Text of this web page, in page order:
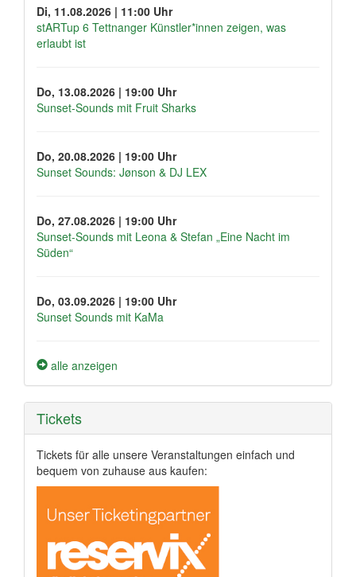
Di, 11.08.2026 | 11:00 Uhr
stARTup 6 Tettnanger Künstler*innen zeigen, was
erlaubt ist
Do, 13.08.2026 | 19:00 Uhr
Sunset-Sounds mit Fruit Sharks
Do, 20.08.2026 | 19:00 Uhr
Sunset Sounds: Jønson & DJ LEX
Do, 27.08.2026 | 19:00 Uhr
Sunset-Sounds mit Leona & Stefan „Eine Nacht im
Süden“
Do, 03.09.2026 | 19:00 Uhr
Sunset Sounds mit KaMa
alle anzeigen
Tickets
Tickets für alle unsere Veranstaltungen einfach und
bequem von zuhause aus kaufen: